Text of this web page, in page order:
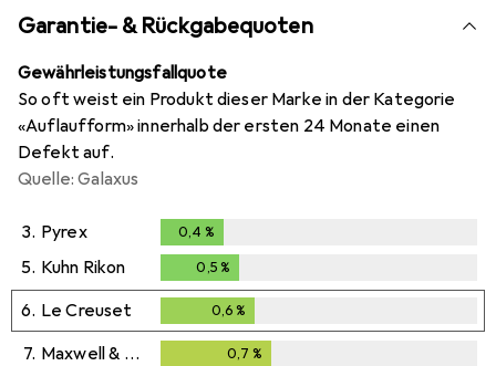
Garantie- & Rückgabequoten
Gewährleistungsfallquote
So oft weist ein Produkt dieser Marke in der Kategorie
«Auflaufform» innerhalb der ersten 24 Monate einen
Defekt auf.
Quelle: Galaxus
3. Pyrex 0,4 %
5. Kuhn Rikon 0,5 %
6. Le Creuset 0,6 %
7. Maxwell & Williams 0,7 %